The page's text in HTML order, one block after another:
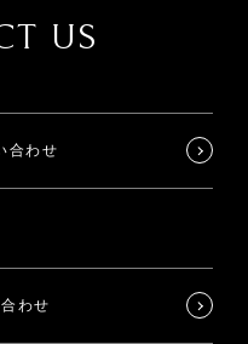
US
合わせ
わせ